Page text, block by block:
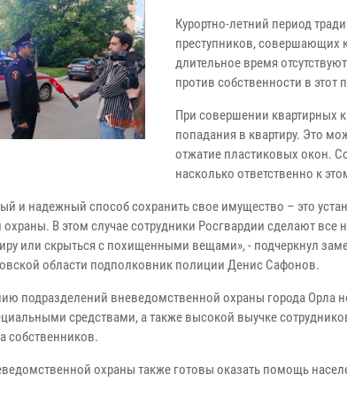
Курортно-летний период
преступников, совершающих
длительное время
против собственности в этот
При совершении квартирных
попадания в квартиру. Это
отжатие пластиковых окон.
насколько ответственно к
и надежный способ сохранить свое имущество – это
В этом случае сотрудники Росгвардии сделают
или скрыться с похищенными вещами», - подчеркнул
области подполковник полиции Денис Сафонов.
подразделений вневедомственной охраны города Орла
средствами, а также высокой выучке
собственников.
охраны также готовы оказать помощь